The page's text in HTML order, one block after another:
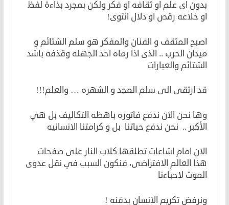
بدون اى علم او ثقافه او فكر ولكن بمجرد بذاءة لفظ
او خلاعه رقص او دلال انثوى!
اصبح المثقف و الفنان والمفكر هو سلم الشتائم و
ميدان الحرب .. الذى اذا رماه احد الجهله وقذفه باشد
الشتائم والعبارات
قد ارتقى الى سلم المجد و الشهره … والعلم!!!
وها نحن الان ندفع فاتوره باهظه التكاليف بل هي
الأكبر .. نحن ندفع حياتنا بل و كرامتنا الانسانيه
الان امام اشاعات تطلقها كلاب النار على صفحات
هذا العالم الافتراضى، فنكون السبب في نقل عدوى
الموت لاحباءنا
ونرفض تكريم الانسان بدفنه !